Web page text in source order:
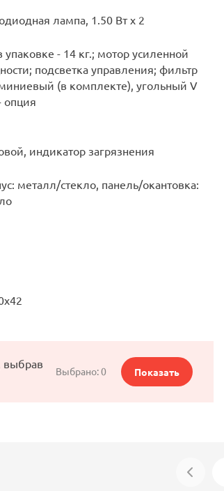
лампа, 1.50 Вт х 2
упаковке - 14 кг.; мотор усиленной
подсветка управления; фильтр
(в комплекте), угольный V
опция
индикатор загрязнения
металл/стекло, панель/окантовка:
выбрав
Выбрано:0 Показать